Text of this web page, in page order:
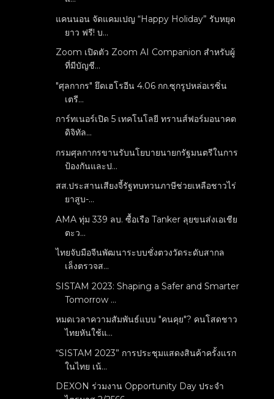
แคนนอน จัดแคมเปญ “Happy Holiday” รับหยุด
ยาว ฟรี! บ...
Zoom เปิดตัว Zoom AI Companion สำหรับผู้
ที่มีบัญชี...
"ศุลกากร" ยึดเฮโรอีน 4.06 กก.ซุกรูปหล่อเรซิ่น
เตรี...
การ์ทเนอร์เปิด 5 เทคโนโลยี ทรานส์ฟอร์มอนาคต
ดิจิทัล...
กรมศุลกากรขานรับนโยบายนายกรัฐมนตรีในการ
ป้องกันและป...
สส.ประสานเสียงจี้รัฐทบทวนภาษีช่วยเหลือชาวไร่
ยาสูบ-...
AMA ทุ่ม 339 ลบ. ซื้อเรือ Tanker ลุยขนส่งเอเชีย
ตะว...
ไทยจับมือจีนพัฒนาระบบชั่งตวงวัดระดับสากล
เล็งตรวจส...
SISTAM 2023: Shaping a Safer and Smarter
Tomorrow ...
หมดเวลาความสัมพันธ์แบบ "คนคุย"? คนโสดชาว
ไทยหันใช้แ...
“SISTAM 2023” การประชุมแสดงสินค้าครั้งแรก
ในไทย เน้...
DEXON ร่วมงาน Opportunity Day ประจำ